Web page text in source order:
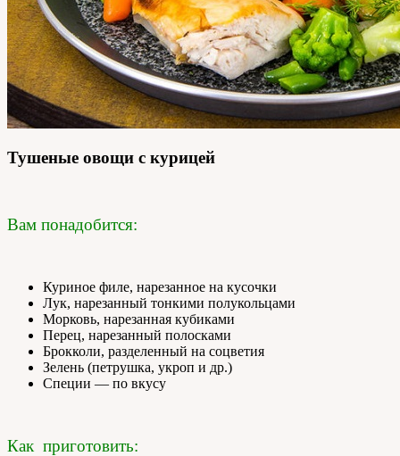
Тушеные овощи с курицей
Вам понадобится:
Куриное филе, нарезанное на кусочки
Лук, нарезанный тонкими полукольцами
Морковь, нарезанная кубиками
Перец, нарезанный полосками
Брокколи, разделенный на соцветия
Зелень (петрушка, укроп и др.)
Специи — по вкусу
Как приготовить: